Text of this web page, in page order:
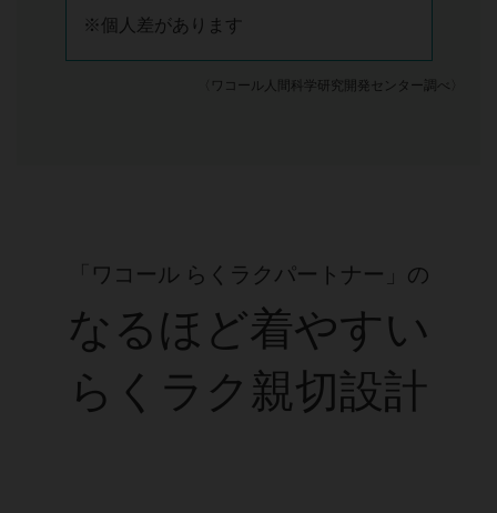
※個人差があります
〈ワコール人間科学研究開発センター調べ〉
「ワコール らくラクパートナー」の
なるほど着やすい
らくラク親切設計